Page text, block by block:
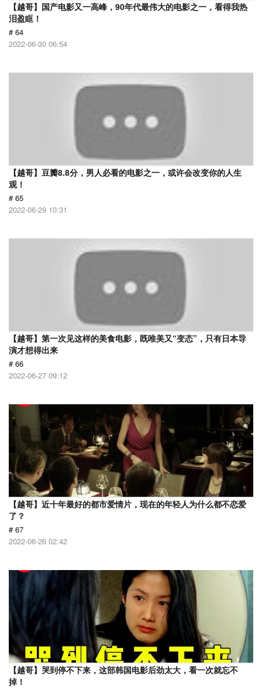
【越哥】国产电影又一高峰，90年代最伟大的电影之一，看得我热
泪盈眶！
# 64
2022-06-30 06:54
【越哥】豆瓣8.8分，男人必看的电影之一，或许会改变你的人生
观！
# 65
2022-06-29 10:31
【越哥】第一次见这样的美食电影，既唯美又“变态”，只有日本导
演才想得出来
# 66
2022-06-27 09:12
【越哥】近十年最好的都市爱情片，现在的年轻人为什么都不恋爱
了？
# 67
2022-06-26 02:42
【越哥】哭到停不下来，这部韩国电影后劲太大，看一次就忘不
掉！